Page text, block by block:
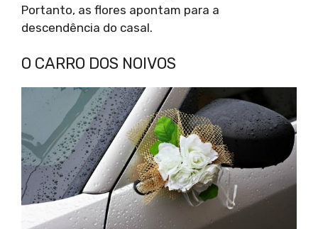
Portanto, as flores apontam para a
descendência do casal.
O CARRO DOS NOIVOS